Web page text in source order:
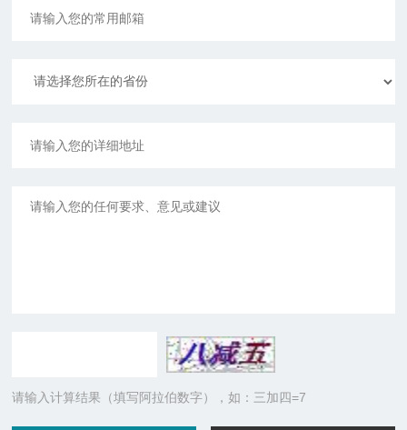
请输入计算结果（填写阿拉伯数字），如：三加四=7